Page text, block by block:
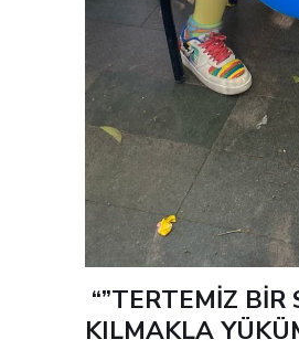
“”TERTEMİZ
KILMAKLA